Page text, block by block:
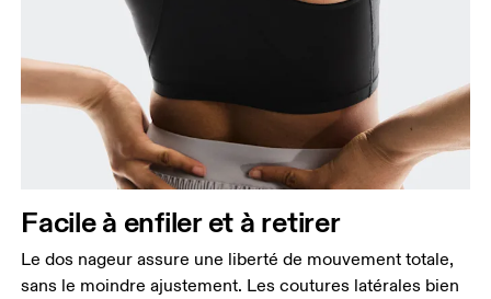
Facile à enfiler et à retirer
Le dos nageur assure une liberté de mouvement totale,
sans le moindre ajustement. Les coutures latérales bien